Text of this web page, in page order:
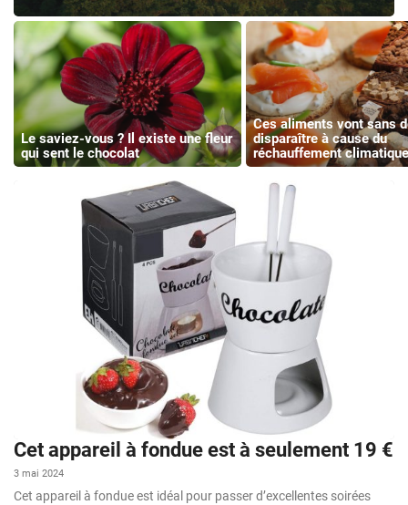
Le saviez-vous ? Il existe une fleur
qui sent le chocolat
Ces aliments vont sans
disparaître à cause du
réchauffement climatique
Cet appareil à fondue est à seulement 19 €
3 mai 2024
Cet appareil à fondue est idéal pour passer d’excellentes soirées